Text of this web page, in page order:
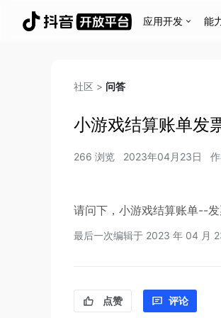
应用开发 能
社区 > 问答
小游戏结算账单发
266 浏览 2023年04月23日
请问下，小游戏结算账单--
最后一次编辑于 2023 年 04 月
点赞 评论